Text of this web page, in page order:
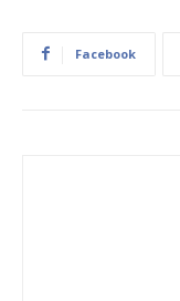
Facebook